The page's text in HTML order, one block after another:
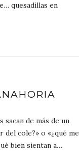
quesadillas en
de más de un
cole?» o «¿qué me
bien sientan a…